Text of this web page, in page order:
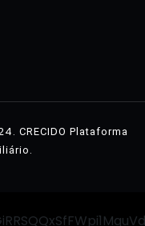
CRECIDO Plataforma
.